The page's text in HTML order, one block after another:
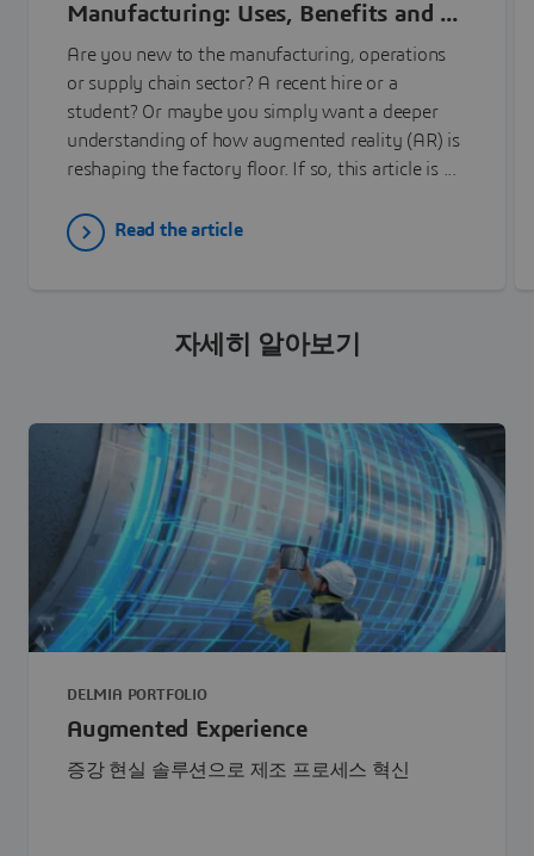
Manufacturing: Uses, Benefits and ...
Are you new to the manufacturing, operations
or supply chain sector? A recent hire or a
student? Or maybe you simply want a deeper
understanding of how augmented reality (AR) is
reshaping the factory floor. If so, this article is ...
Read the article
자세히 알아보기
DELMIA PORTFOLIO
Augmented Experience
증강 현실 솔루션으로 제조 프로세스 혁신